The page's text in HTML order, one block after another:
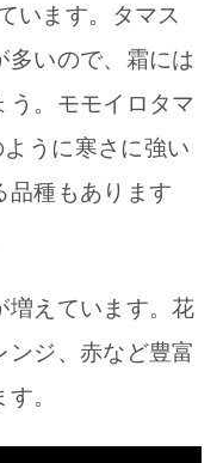
います。タマス
多いので、霜には
う。モモイロタマ
ように寒さに強い
品種もあります
増えています。花
ンジ、赤など豊富
。